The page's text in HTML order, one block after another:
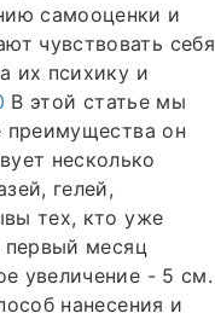
самооценки и
чувствовать себя
их психику и
В этой статье мы
преимущества он
несколько
гелей,
тех, кто уже
первый месяц
увеличение - 5 см.
нанесения и